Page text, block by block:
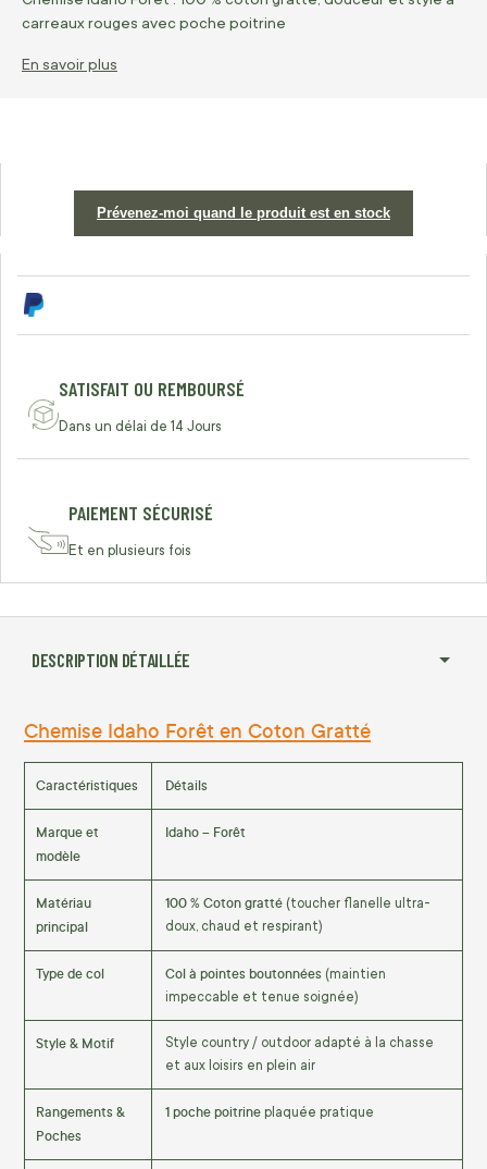
carreaux rouges avec poche poitrine
En savoir plus
Prévenez-moi quand le produit est en stock
SATISFAIT OU REMBOURSÉ
Dans un délai de 14 Jours
PAIEMENT SÉCURISÉ
Et en plusieurs fois
DESCRIPTION DÉTAILLÉE
Chemise Idaho Forêt en Coton Gratté
Caractéristiques Détails
Marque et
modèle
Idaho – Forêt
Matériau
principal
100 % Coton gratté (toucher flanelle ultra-
doux, chaud et respirant)
Type de col Col à pointes boutonnées (maintien
impeccable et tenue soignée)
Style & Motif
Style country / outdoor adapté à la chasse
et aux loisirs en plein air
Rangements &
Poches
1 poche poitrine plaquée pratique